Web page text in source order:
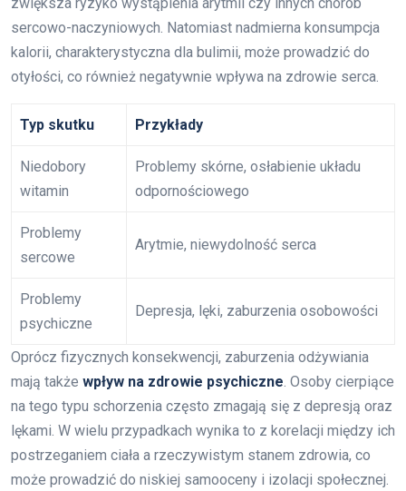
sercowo-naczyniowych. Natomiast nadmierna konsumpcja
kalorii, charakterystyczna dla bulimii, może prowadzić do
otyłości, co również negatywnie wpływa na zdrowie serca.
Typ skutku Przykłady
Niedobory
witamin
Problemy skórne, osłabienie układu
odpornościowego
Problemy
sercowe
Arytmie, niewydolność serca
Problemy
psychiczne
Depresja, lęki, zaburzenia osobowości
Oprócz fizycznych konsekwencji, zaburzenia odżywiania
mają także wpływ na zdrowie psychiczne. Osoby cierpiące
na tego typu schorzenia często zmagają się z depresją oraz
lękami. W wielu przypadkach wynika to z korelacji między ich
postrzeganiem ciała a rzeczywistym stanem zdrowia, co
może prowadzić do niskiej samooceny i izolacji społecznej.